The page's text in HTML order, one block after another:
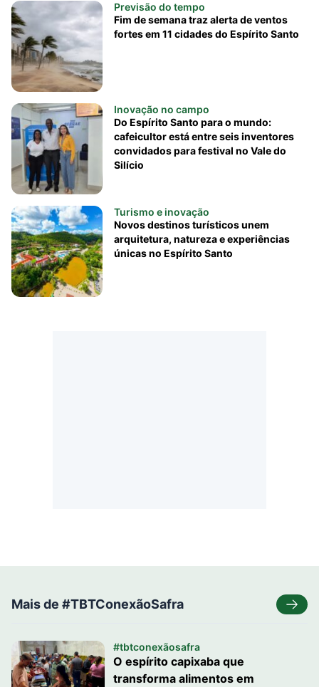
Previsão do tempo
Fim de semana traz alerta de ventos
fortes em 11 cidades do Espírito Santo
Inovação no campo
Do Espírito Santo para o mundo:
cafeicultor está entre seis inventores
convidados para festival no Vale do
Silício
Turismo e inovação
Novos destinos turísticos unem
arquitetura, natureza e experiências
únicas no Espírito Santo
Mais de #TBTConexãoSafra
#tbtconexãosafra
O espírito capixaba que
transforma alimentos em